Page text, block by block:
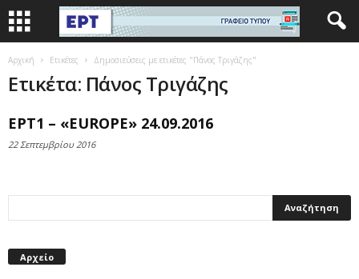
Αρχική Ετικέτες Δημοσιεύσεις με ετικέτες "Πάνος Τριγάζης"
Ετικέτα: Πάνος Τριγάζης
ΕΡΤ1 – «EUROPE» 24.09.2016
22 Σεπτεμβρίου 2016
Αρχείο